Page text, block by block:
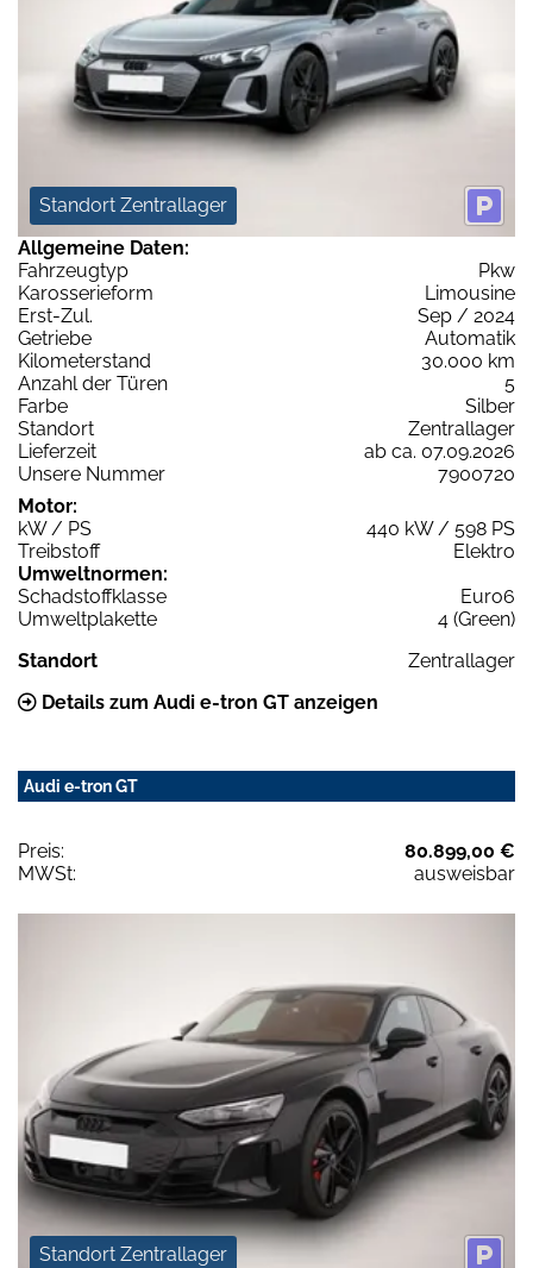
Standort Zentrallager
Allgemeine Daten:
Fahrzeugtyp
Pkw
Karosserieform
Limousine
Erst-Zul.
Sep / 2024
Getriebe
Automatik
Kilometerstand
30.000 km
Anzahl der Türen
5
Farbe
Silber
Standort
Zentrallager
Lieferzeit
ab ca. 07.09.2026
Unsere Nummer
7900720
Motor:
kW / PS
440 kW / 598 PS
Treibstoff
Elektro
Umweltnormen:
Schadstoffklasse
Euro6
Umweltplakette
4 (Green)
Standort
Zentrallager
Details zum Audi e-tron GT anzeigen
Audi e-tron GT
Preis:
80.899,00 €
MWSt:
ausweisbar
Standort Zentrallager